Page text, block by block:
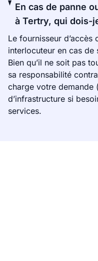
En cas de panne
à Tertry, qui dois-
Le fournisseur
interlocuteur en cas
Bien qu’il ne soit pas
sa responsabilité
charge votre demande
d’infrastructure si
services.